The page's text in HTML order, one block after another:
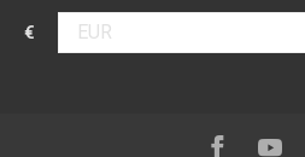
€
Selecteer valuta
Volg ons op: